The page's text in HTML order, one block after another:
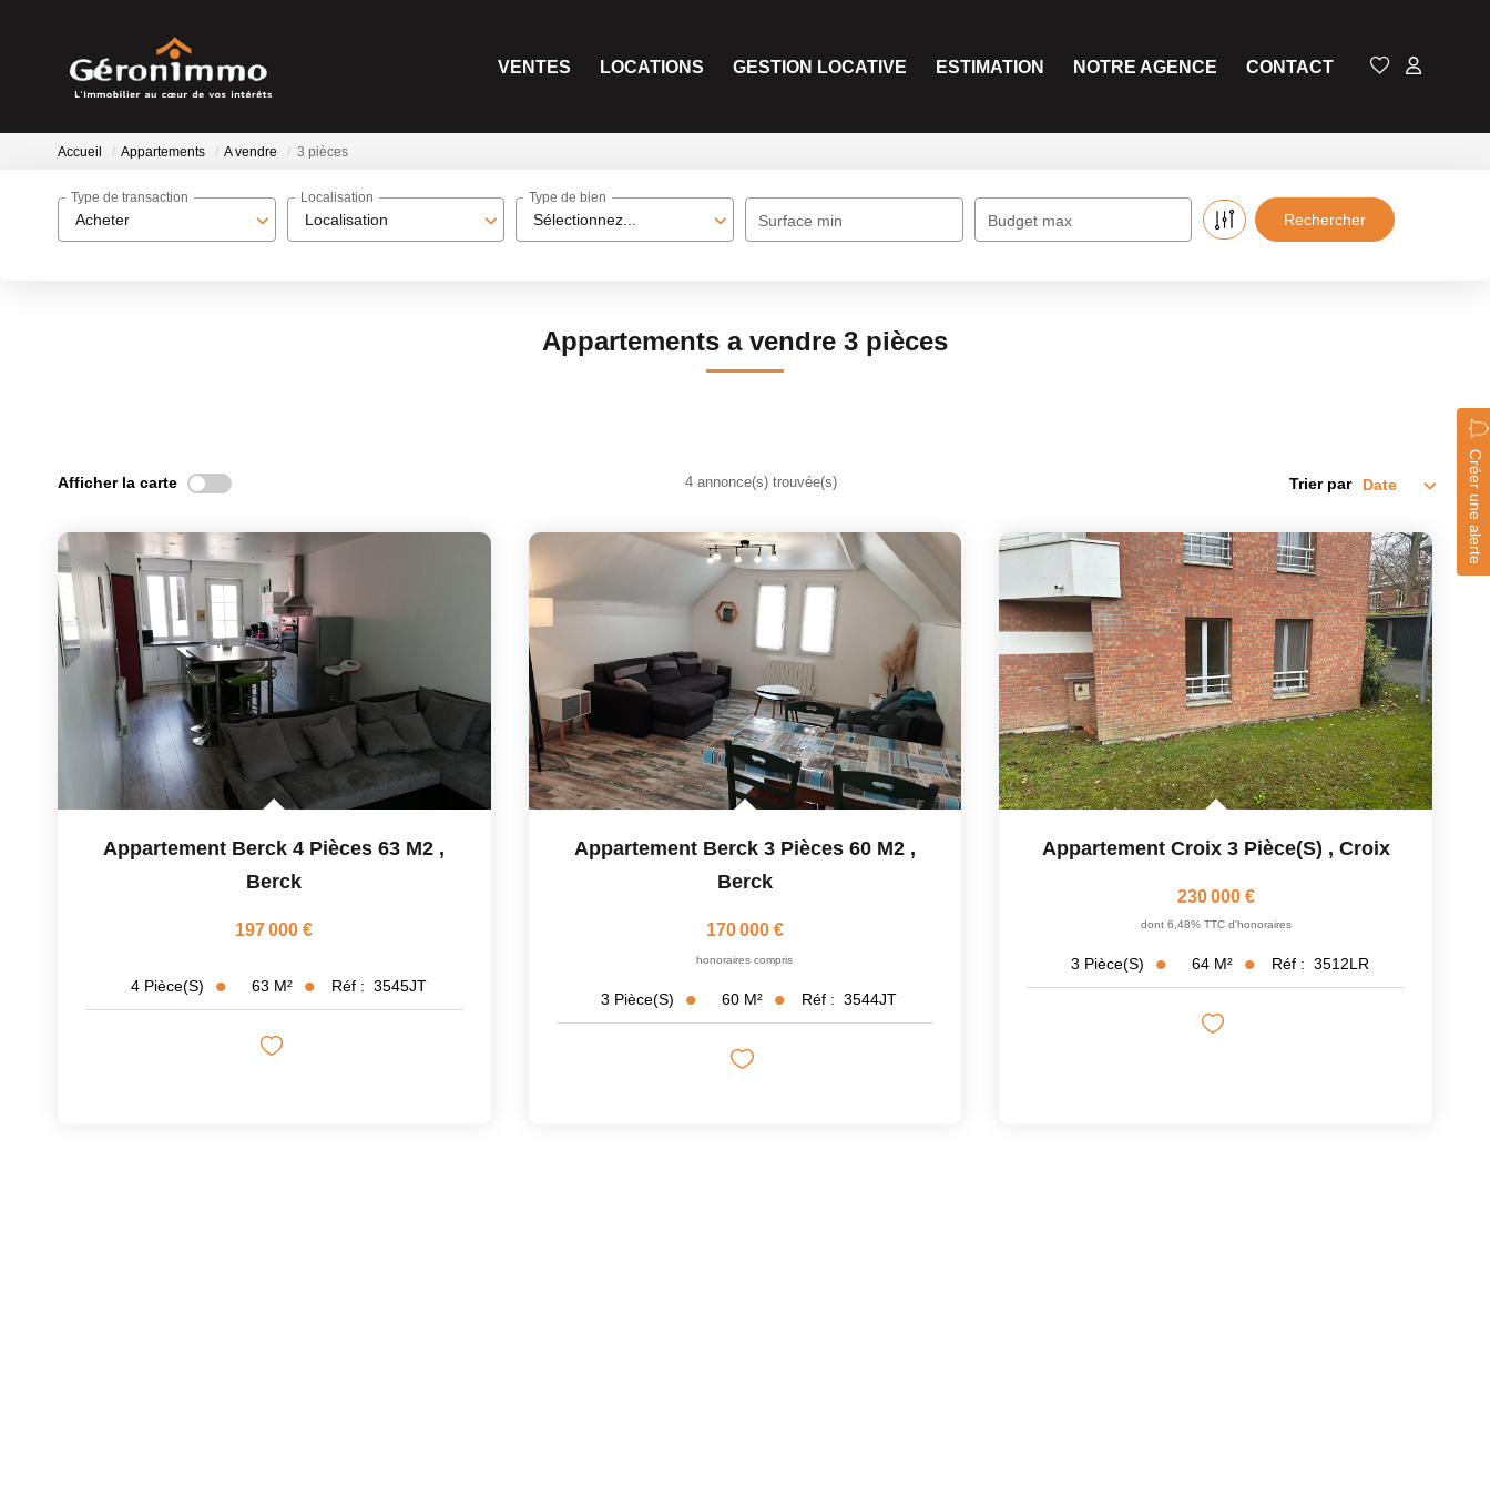
VENTES LOCATIONS GESTION LOCATIVE ESTIMATION NOTRE AGENCE CONTACT
Accueil Appartements A vendre 3 pièces
Acheter
Type de transaction
Localisation
Localisation
Sélectionnez...
Type de bien
Surface min Budget max
Appartements a vendre 3 pièces
Créer une alerte
Afficher la carte 4 annonce(s) trouvée(s) Trier par
Appartement Berck 4 Pièces 63 M2 ,
Berck
197 000 €
4 Pièce(s) 63 M² Réf : 3545JT
Appartement Berck 3 Pièces 60 M2 ,
Berck
170 000 €
honoraires compris
3 Pièce(s) 60 M² Réf : 3544JT
Appartement Croix 3 Pièce(s) , Croix
230 000 €
dont 6,48% TTC d'honoraires
3 Pièce(s) 64 M² Réf : 3512LR